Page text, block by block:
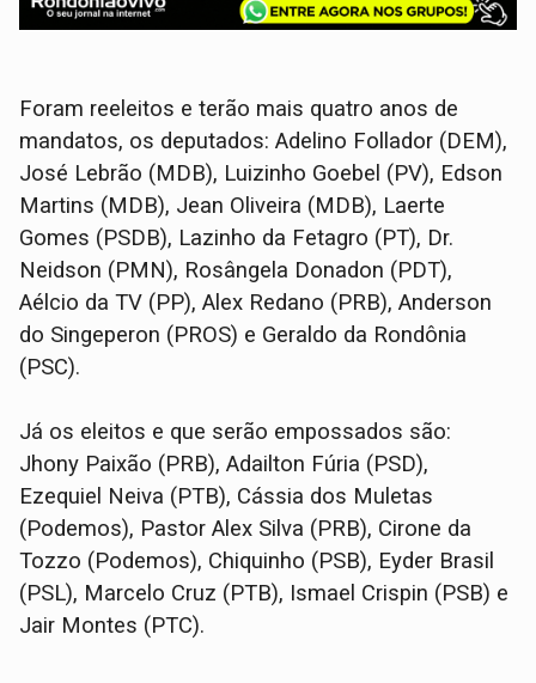
Foram reeleitos e terão mais quatro anos de
mandatos, os deputados: Adelino Follador (DEM),
José Lebrão (MDB), Luizinho Goebel (PV), Edson
Martins (MDB), Jean Oliveira (MDB), Laerte
Gomes (PSDB), Lazinho da Fetagro (PT), Dr.
Neidson (PMN), Rosângela Donadon (PDT),
Aélcio da TV (PP), Alex Redano (PRB), Anderson
do Singeperon (PROS) e Geraldo da Rondônia
(PSC).
Já os eleitos e que serão empossados são:
Jhony Paixão (PRB), Adailton Fúria (PSD),
Ezequiel Neiva (PTB), Cássia dos Muletas
(Podemos), Pastor Alex Silva (PRB), Cirone da
Tozzo (Podemos), Chiquinho (PSB), Eyder Brasil
(PSL), Marcelo Cruz (PTB), Ismael Crispin (PSB) e
Jair Montes (PTC).